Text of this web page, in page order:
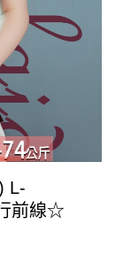
L-
前線☆